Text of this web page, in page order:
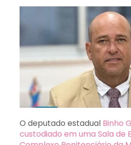
O deputado estadual Binho
custodiado em uma Sala de